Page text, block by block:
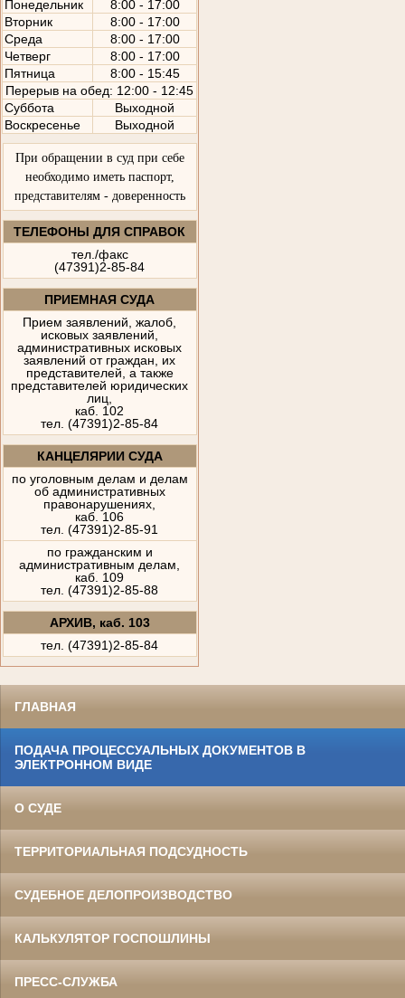
Понедельник
8:00 - 17:00
Вторник
8:00 - 17:00
Среда
8:00 - 17:00
Четверг
8:00 - 17:00
Пятница
8:00 - 15:45
Перерыв на обед: 12:00 - 12:45
Суббота
Выходной
Воскресенье
Выходной
При обращении в суд при себе
необходимо иметь паспорт,
представителям - доверенность
ТЕЛЕФОНЫ ДЛЯ СПРАВОК
тел./факс
(47391)2-85-84
ПРИЕМНАЯ СУДА
Прием заявлений, жалоб,
исковых заявлений,
административных исковых
заявлений от граждан, их
представителей, а также
представителей юридических
лиц,
каб. 102
тел. (47391)2-85-84
КАНЦЕЛЯРИИ СУДА
по уголовным делам и делам
об административных
правонарушениях,
каб. 106
тел. (47391)2-85-91
по гражданским и
административным делам,
каб. 109
тел. (47391)2-85-88
АРХИВ, каб. 103
тел. (47391)2-85-84
ГЛАВНАЯ
ПОДАЧА ПРОЦЕССУАЛЬНЫХ ДОКУМЕНТОВ В
ЭЛЕКТРОННОМ ВИДЕ
О СУДЕ
ТЕРРИТОРИАЛЬНАЯ ПОДСУДНОСТЬ
СУДЕБНОЕ ДЕЛОПРОИЗВОДСТВО
КАЛЬКУЛЯТОР ГОСПОШЛИНЫ
ПРЕСС-СЛУЖБА